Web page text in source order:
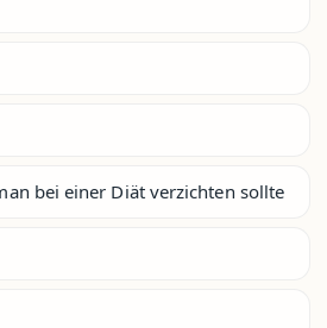
bei einer Diät verzichten sollte